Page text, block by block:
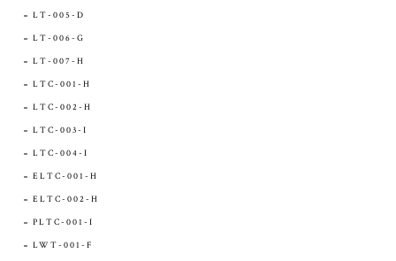
LT-005-D
LT-006-G
LT-007-H
LTC-001-H
LTC-002-H
LTC-003-I
LTC-004-I
ELTC-001-H
ELTC-002-H
PLTC-001-I
LWT-001-F